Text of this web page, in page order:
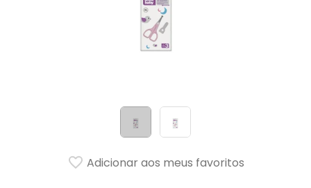
Adicionar aos meus favoritos